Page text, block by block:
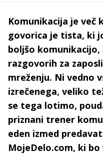
Komunikacija je več
govorica je tista, ki
boljšo
razgovorih za
mreženju. Ni vedno
izrečenega, veliko
se tega lotimo,
priznani trener
eden izmed
MojeDelo.com, ki